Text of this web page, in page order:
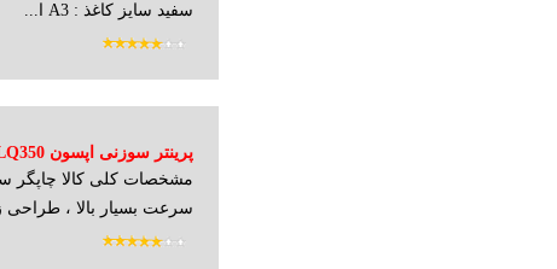
سفید سایز کاغذ : A3 ا...
پرینتر سوزنی اپسون LQ350
سرعت بسیار بالا ، طراحی